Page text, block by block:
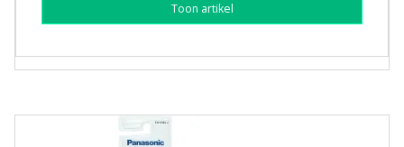
Toon artikel